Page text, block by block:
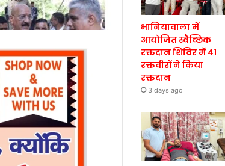
भानियावाला में
आयोजित स्वैच्छिक
रक्तदान शिविर में 41
रक्तवीरों ने किया
रक्तदान
3 days ago